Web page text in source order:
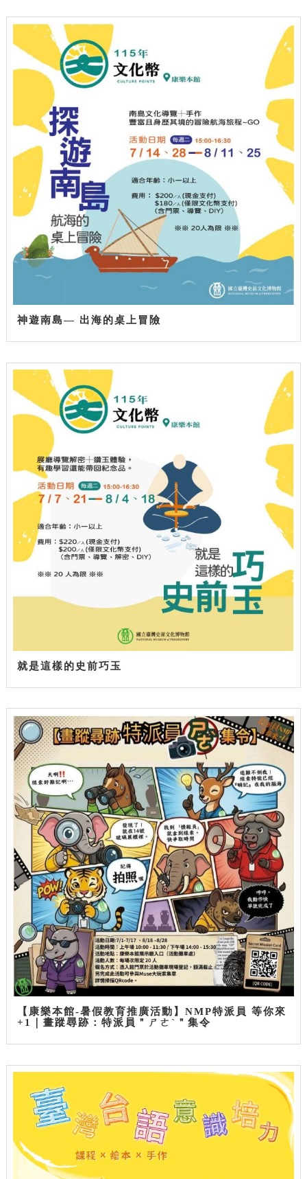
神遊南島— 出海的桌上冒險
就是這樣的史前巧玉
【康樂本館-暑假教育推廣活動】NMP特派員 等你來
+1｜畫蹤尋跡：特派員＂ㄕㄜˋ＂集令